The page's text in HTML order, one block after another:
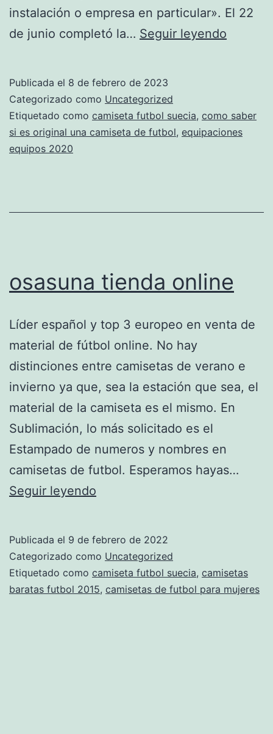
instalación o empresa en particular». El 22
de junio completó la… Seguir leyendo
replicas
Publicada el 8 de febrero de 2023
Categorizado como Uncategorized
Etiquetado como camiseta futbol suecia, como saber
si es original una camiseta de futbol, equipaciones
equipos 2020
osasuna tienda online
Líder español y top 3 europeo en venta de
material de fútbol online. No hay
distinciones entre camisetas de verano e
invierno ya que, sea la estación que sea, el
material de la camiseta es el mismo. En
Sublimación, lo más solicitado es el
Estampado de numeros y nombres en
camisetas de futbol. Esperamos hayas…
Seguir leyendo
Publicada el 9 de febrero de 2022
Categorizado como Uncategorized
Etiquetado como camiseta futbol suecia, camisetas
baratas futbol 2015, camisetas de futbol para mujeres